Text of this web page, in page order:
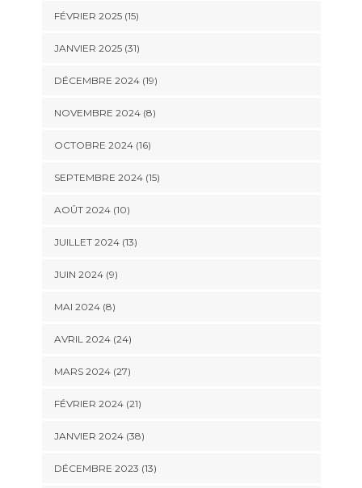
FÉVRIER 2025 (15)
JANVIER 2025 (31)
DÉCEMBRE 2024 (19)
NOVEMBRE 2024 (8)
OCTOBRE 2024 (16)
SEPTEMBRE 2024 (15)
AOÛT 2024 (10)
JUILLET 2024 (13)
JUIN 2024 (9)
MAI 2024 (8)
AVRIL 2024 (24)
MARS 2024 (27)
FÉVRIER 2024 (21)
JANVIER 2024 (38)
DÉCEMBRE 2023 (13)